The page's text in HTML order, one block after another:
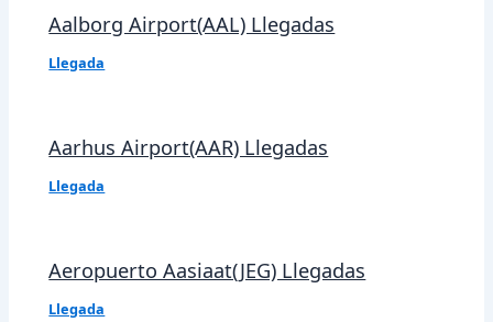
Aalborg Airport(AAL) Llegadas
Llegada
Aarhus Airport(AAR) Llegadas
Llegada
Aeropuerto Aasiaat(JEG) Llegadas
Llegada